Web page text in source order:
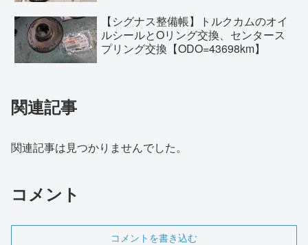
【シグナス整備帳】トルクカムのオイ
ルシールとOリング交換、センタース
プリング交換【ODO=43698km】
関連記事
関連記事は見つかりませんでした。
コメント
コメントを書き込む